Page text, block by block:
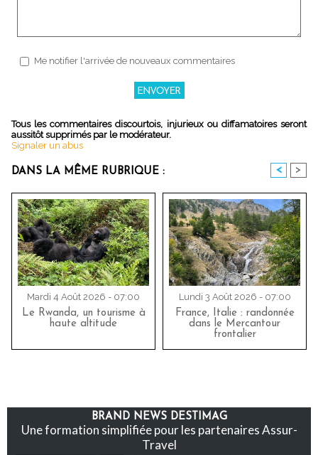
Me notifier l'arrivée de nouveaux commentaires
Tous les commentaires discourtois, injurieux ou diffamatoires seront
aussitôt supprimés par le modérateur.
Signaler un abus
DANS LA MÊME RUBRIQUE : < >
Mardi 4 Août 2026 - 07:00
Le Rwanda, un tourisme à
haute altitude
Lundi 3 Août 2026 - 07:00
France, Italie : randonnée
dans le Mercantour
frontalier
BRAND NEWS DESTIMAG
Une formation simplifiée pour les partenaires Assur-
Travel